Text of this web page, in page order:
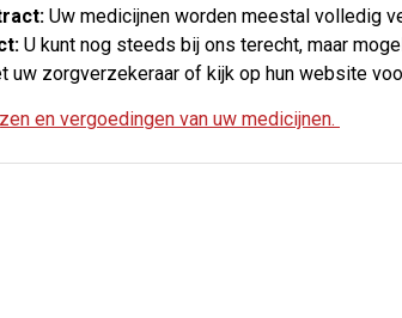
Uw medicijnen worden meestal volledig
U kunt nog steeds bij ons terecht, maar
uw zorgverzekeraar of kijk op hun website
en vergoedingen van uw medicijnen.